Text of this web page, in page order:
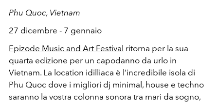
Phu Quoc, Vietnam
27 dicembre - 7 gennaio
Epizode Music and Art Festival ritorna per la sua
quarta edizione per un capodanno da urlo in
Vietnam. La location idilliaca è l’incredibile isola di
Phu Quoc dove i migliori dj minimal, house e techno
saranno la vostra colonna sonora tra mari da sogno,